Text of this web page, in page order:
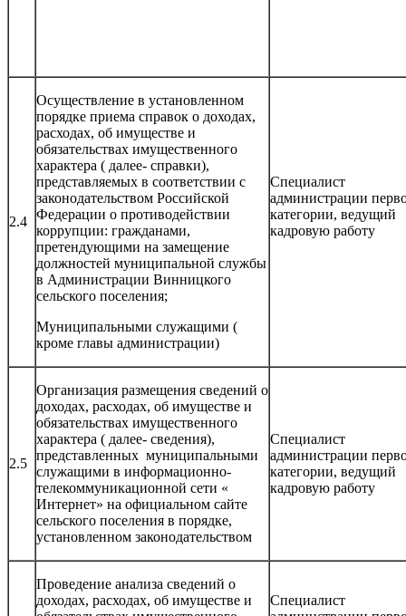
2.4
Осуществление в установленном
порядке приема справок о доходах,
расходах, об имуществе и
обязательствах имущественного
характера ( далее- справки),
представляемых в соответствии с
законодательством Российской
Федерации о противодействии
коррупции: гражданами,
претендующими на замещение
должностей муниципальной службы
в Администрации Винницкого
сельского поселения;
Муниципальными служащими (
кроме главы администрации)
Специалист
администрации
категории, ведущий
кадровую работу
2.5
Организация размещения сведений о
доходах, расходах, об имуществе и
обязательствах имущественного
характера ( далее- сведения),
представленных муниципальными
служащими в информационно-
телекоммуникационной сети «
Интернет» на официальном сайте
сельского поселения в порядке,
установленном законодательством
Специалист
администрации
категории, ведущий
кадровую работу
Проведение анализа сведений о
доходах, расходах, об имуществе и
Специалист